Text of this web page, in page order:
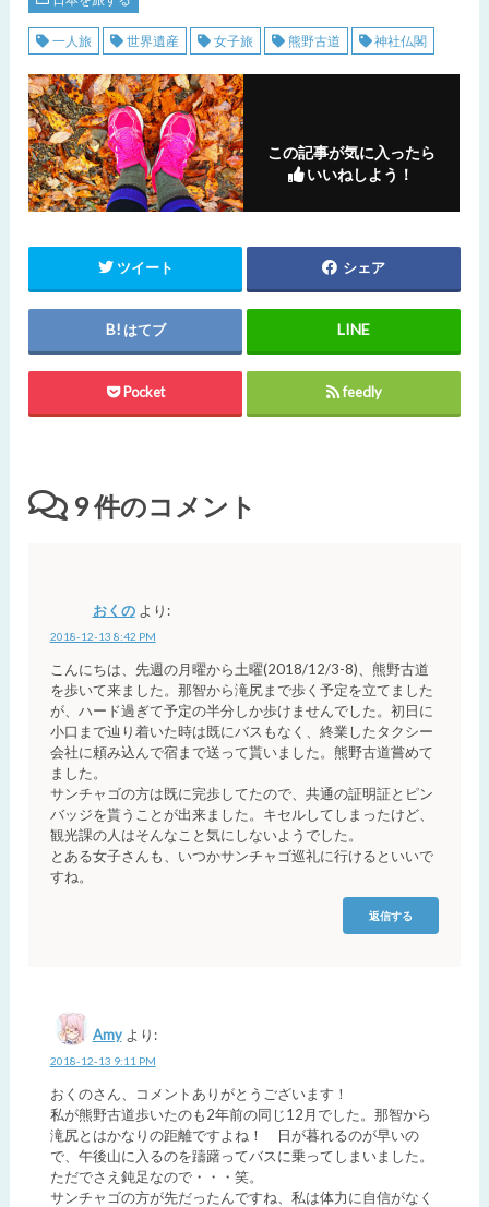
一人旅 世界遺産 女子旅 熊野古道 神社仏閣
この記事が気に入ったら
いいねしよう！
ツイート シェア
はてブ
Pocket feedly
9件のコメント
おくの より:
2018-12-13 8:42 PM
こんにちは、先週の月曜から土曜(2018/12/3-8)、熊野古道
を歩いて来ました。那智から滝尻まで歩く予定を立てました
が、ハード過ぎて予定の半分しか歩けませんでした。初日に
小口まで辿り着いた時は既にバスもなく、終業したタクシー
会社に頼み込んで宿まで送って貰いました。熊野古道嘗めて
ました。
サンチャゴの方は既に完歩してたので、共通の証明証とピン
バッジを貰うことが出来ました。キセルしてしまったけど、
観光課の人はそんなこと気にしないようでした。
とある女子さんも、いつかサンチャゴ巡礼に行けるといいで
すね。
返信する
Amy より:
2018-12-13 9:11 PM
おくのさん、コメントありがとうございます！
私が熊野古道歩いたのも2年前の同じ12月でした。那智から
滝尻とはかなりの距離ですよね！ 日が暮れるのが早いの
で、午後山に入るのを躊躇ってバスに乗ってしまいました。
ただでさえ鈍足なので・・・笑。
サンチャゴの方が先だったんですね、私は体力に自信がなく